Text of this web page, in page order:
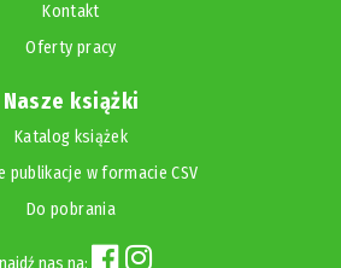
Kontakt
Oferty pracy
Nasze książki
Katalog książek
publikacje w formacie CSV
Do pobrania